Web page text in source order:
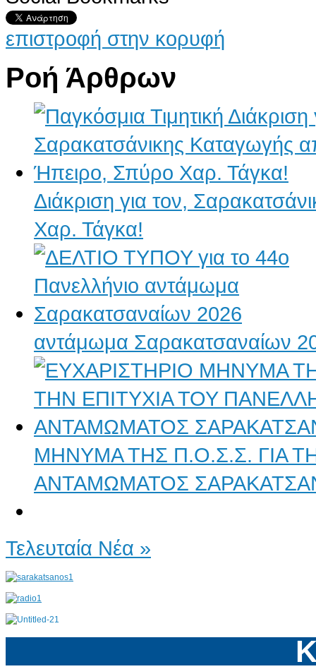
επιστροφή στην κορυφή
Ροή Άρθρων
Διάκριση για τον,
Χαρ. Τάγκα!
αντάμωμα Σαρακατσαναίων
ΜΗΝΥΜΑ ΤΗΣ Π.Ο.Σ.Σ. ΓΙΑ
ΑΝΤΑΜΩΜΑΤΟΣ
Τελευταία Νέα »